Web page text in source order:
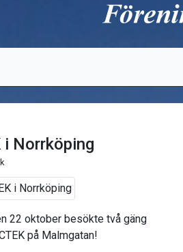
i Norrköping
22 oktober besökte två gäng
på Malmgatan!